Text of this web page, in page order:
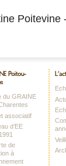
Poitevine
Poitou-
du GRAINE
associatif
d’EE
de
à